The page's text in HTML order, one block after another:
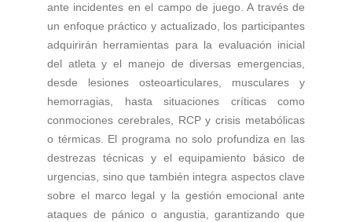
ante incidentes en el campo de juego. A través de
un enfoque práctico y actualizado, los participantes
adquirirán herramientas para la evaluación inicial
del atleta y el manejo de diversas emergencias,
desde lesiones osteoarticulares, musculares y
hemorragias, hasta situaciones críticas como
conmociones cerebrales, RCP y crisis metabólicas
o térmicas. El programa no solo profundiza en las
destrezas técnicas y el equipamiento básico de
urgencias, sino que también integra aspectos clave
sobre el marco legal y la gestión emocional ante
ataques de pánico o angustia, garantizando que